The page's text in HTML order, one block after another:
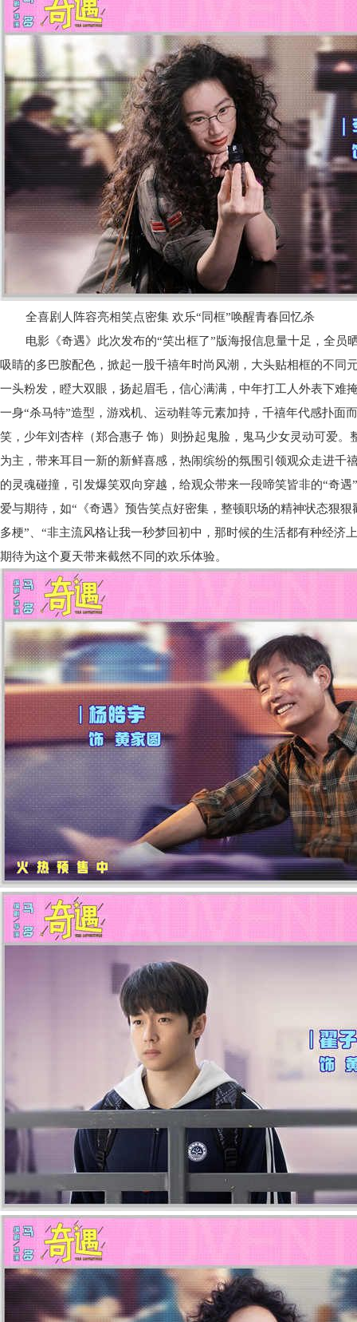
全喜剧人阵容亮相笑点密集 欢乐“同框”唤醒青春回忆杀
电影《奇遇》此次发布的“笑出框了”版海报信息量十足，全员
吸睛的多巴胺配色，掀起一股千禧年时尚风潮，大头贴相框的不同
一头粉发，瞪大双眼，扬起眉毛，信心满满，中年打工人外表下难
一身“杀马特”造型，游戏机、运动鞋等元素加持，千禧年代感扑面
笑，少年刘杏梓（郑合惠子 饰）则扮起鬼脸，鬼马少女灵动可爱
为主，带来耳目一新的新鲜喜感，热闹缤纷的氛围引领观众走进千
的灵魂碰撞，引发爆笑双向穿越，给观众带来一段啼笑皆非的“奇
爱与期待，如“《奇遇》预告笑点好密集，整顿职场的精神状态狠
多梗”、“非主流风格让我一秒梦回初中，那时候的生活都有种经济
期待为这个夏天带来截然不同的欢乐体验。